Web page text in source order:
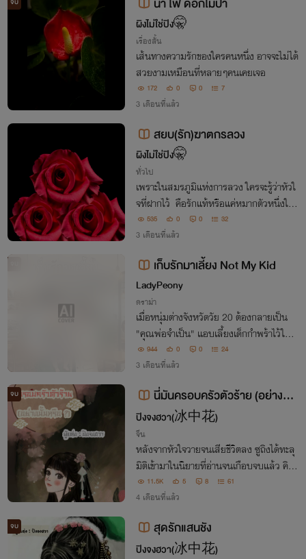
ผิงไม่ใช่ปิง🤫
เรื่องสั้น
เส้นทางความรักของใครคนหนึ่ง อาจจะไม่ได้
สวยงามเหมือนที่หลายๆคนเคยเจอ
172 0 0 7
3 เดือนที่แล้ว
สยบ(รัก)ฆาตกรลวง
ผิงไม่ใช่ปิง🤫
ทั่วไป
เพราะในสมรภูมิแห่งการลวง ใครจะรู้ว่าหัวใ
จที่ฝากไว้ คือรักแท้หรือแค่หมากตัวหนึ่งในเ
กม Queer Romance , Diverse GL , LG
BTQIA+ (ความรักที่ก้าวข้ามกรอบเพศกำเนิ
535 0 0 32
3 เดือนที่แล้ว
เก็บรักมาเลี้ยง Not My Kid
LadyPeony
ดราม่า
เมื่อหนุ่มต่างจังหวัดวัย 20 ต้องกลายเป็น
"คุณพ่อจำเป็น" แอบเลี้ยงเด็กกำพร้าไว้ในค
าเฟ่ จนถูกเจ้านายสาวจับได้คาหนังคาเขา...จ
ากภาระที่ไม่ได้ก่อ สู่ครอบครัวปลอมๆ ที่จะ
ทำให้คุณอบอุ่นหัวใจจนน้ำตาซึม [ฮีลใจ]
944 0 0 24
3 เดือนที่แล้ว
จบ
นี่มันครอบครัวตัวร้าย (อย่างนั้น
หรือ?)
ปิงจงฮวา(冰中花)
จีน
หลังจากหัวใจวายจนเสียชีวิตลง ซูถิงได้ทะลุ
มิติเข้ามาในนิยายที่อ่านจนเกือบจบแล้ว คิดว่
าตัวเองจะได้เข้ามาอยู่ในร่างนางเอกเมพซู แ
ต่ดันมาอยู่ในร่างของนางร้าย ที่มีครอบครัวแ
11.5K 5 8 61
4 เดือนที่แล้ว
จบ สุดรักแสนชัง
ปิงจงฮวา(冰中花)